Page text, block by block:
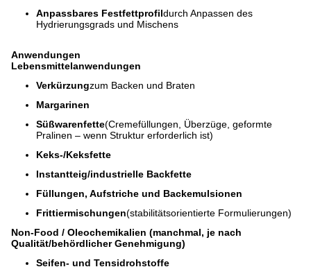
Anpassbares Festfettprofildurch Anpassen des
Hydrierungsgrads und Mischens
Anwendungen
Lebensmittelanwendungen
Verkürzungzum Backen und Braten
Margarinen
Süßwarenfette(Cremefüllungen, Überzüge, geformte
Pralinen – wenn Struktur erforderlich ist)
Keks-/Keksfette
Instantteig/industrielle Backfette
Füllungen, Aufstriche und Backemulsionen
Frittiermischungen(stabilitätsorientierte Formulierungen)
Non-Food / Oleochemikalien (manchmal, je nach
Qualität/behördlicher Genehmigung)
Seifen- und Tensidrohstoffe